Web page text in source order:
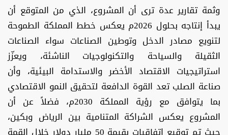
وثمة تقارير عدة ترى أن المشروع، الذي من المتوقع أن
يبدأ إنتاجه بحلول 2026م يعكس خطط المملكة الطموحة
لتنويع مصادر الدخل وتوطين الصناعات سواء الصناعات
الثقيلة والسياحة والتكنولوجيات الناشئة، ويعزّز
استراتيجيات الاقتصاد الأخضر والاستدامة البيئية، وأن
صناعة الصلب تعد القوة الدافعة لتحقيق النمو الاقتصادي
بما يتوافق مع رؤية المملكة 2030م، فضلاً عن أن
المشروع يعكس الشراكة المتنامية بين الرياض وبكين،